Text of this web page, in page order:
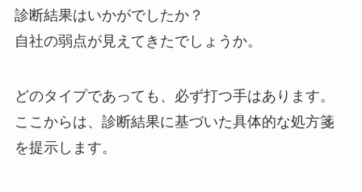
診断結果はいかがでしたか？
自社の弱点が見えてきたでしょうか。
どのタイプであっても、必ず打つ手はあります。
ここからは、診断結果に基づいた具体的な処方箋
を提示します。